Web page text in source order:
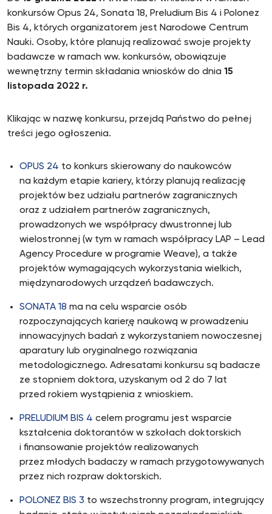
konkursów Opus 24, Sonata 18, Preludium Bis 4 i Polonez
Bis 4, których organizatorem jest Narodowe Centrum
Nauki. Osoby, które planują realizować swoje projekty
badawcze w ramach ww. konkursów, obowiązuje
wewnętrzny termin składania wniosków do dnia 15
listopada 2022 r.
Klikając w nazwę konkursu, przejdą Państwo do pełnej
treści jego ogłoszenia.
OPUS 24 to konkurs skierowany do naukowców
na każdym etapie kariery, którzy planują realizację
projektów bez udziału partnerów zagranicznych
oraz z udziałem partnerów zagranicznych,
prowadzonych we współpracy dwustronnej lub
wielostronnej (w tym w ramach współpracy LAP – Lead
Agency Procedure w programie Weave), a także
projektów wymagających wykorzystania wielkich,
międzynarodowych urządzeń́ badawczych.
SONATA 18 ma na celu wsparcie osób
rozpoczynających karierę̨ naukową w prowadzeniu
innowacyjnych badań z wykorzystaniem nowoczesnej
aparatury lub oryginalnego rozwiązania
metodologicznego. Adresatami konkursu są badacze
ze stopniem doktora, uzyskanym od 2 do 7 lat
przed rokiem wystąpienia z wnioskiem.
PRELUDIUM BIS 4 celem programu jest wsparcie
kształcenia doktorantów w szkołach doktorskich
i finansowanie projektów realizowanych
przez młodych badaczy w ramach przygotowywanych
przez nich rozpraw doktorskich.
POLONEZ BIS 3 to wszechstronny program, integrujący